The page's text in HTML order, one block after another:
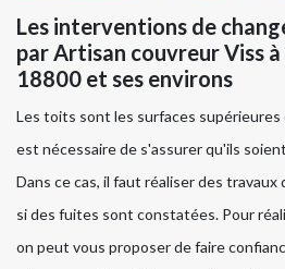
Les interventions de
par Artisan couvreur Viss
18800 et ses environs
Les toits sont les surfaces supérieures
est nécessaire de s'assurer qu'ils
Dans ce cas, il faut réaliser des
si des fuites sont constatées. Pour
on peut vous proposer de faire